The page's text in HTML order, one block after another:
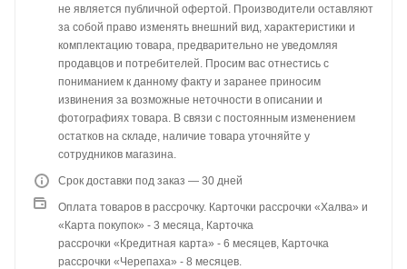
не является публичной офертой. Производители оставляют
за собой право изменять внешний вид, характеристики и
комплектацию товара, предварительно не уведомляя
продавцов и потребителей. Просим вас отнестись с
пониманием к данному факту и заранее приносим
извинения за возможные неточности в описании и
фотографиях товара. В связи с постоянным изменением
остатков на складе, наличие товара уточняйте у
сотрудников магазина.
Срок доставки под заказ — 30 дней
Оплата товаров в рассрочку. Карточки рассрочки «Халва» и
«Карта покупок» - 3 месяца, Карточка
рассрочки «Кредитная карта» - 6 месяцев, Карточка
рассрочки «Черепаха» - 8 месяцев.